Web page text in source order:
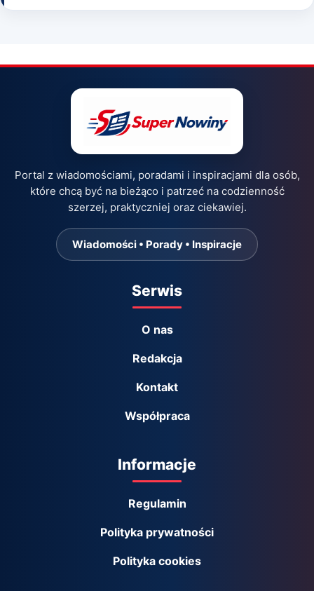
Portal z wiadomościami, poradami i inspiracjami dla osób,
które chcą być na bieżąco i patrzeć na codzienność
szerzej, praktyczniej oraz ciekawiej.
Wiadomości • Porady • Inspiracje
Serwis
O nas
Redakcja
Kontakt
Współpraca
Informacje
Regulamin
Polityka prywatności
Polityka cookies